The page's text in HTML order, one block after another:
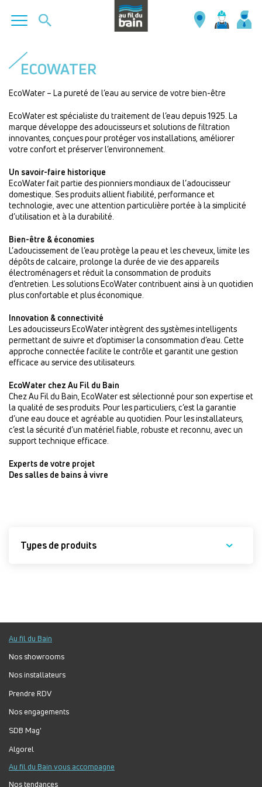
contenu
principal
ECOWATER
EcoWater – La pureté de l’eau au service de votre bien-être
EcoWater est spécialiste du traitement de l’eau depuis 1925. La
marque développe des adoucisseurs et solutions de filtration
innovantes, conçues pour protéger vos installations, améliorer
votre confort et préserver l’environnement.
Un savoir-faire historique
EcoWater fait partie des pionniers mondiaux de l’adoucisseur
domestique. Ses produits allient fiabilité, performance et
technologie, avec une attention particulière portée à la simplicité
d’utilisation et à la durabilité.
Bien-être & économies
L’adoucissement de l’eau protège la peau et les cheveux, limite les
dépôts de calcaire, prolonge la durée de vie des appareils
électroménagers et réduit la consommation de produits
d’entretien. Les solutions EcoWater contribuent ainsi à un quotidien
plus confortable et plus économique.
Innovation & connectivité
Les adoucisseurs EcoWater intègrent des systèmes intelligents
permettant de suivre et d’optimiser la consommation d’eau. Cette
approche connectée facilite le contrôle et garantit une gestion
efficace au service des utilisateurs.
EcoWater chez Au Fil du Bain
Chez Au Fil du Bain, EcoWater est sélectionné pour son expertise et
la qualité de ses produits. Pour les particuliers, c’est la garantie
d’une eau douce et agréable au quotidien. Pour les installateurs,
c’est la sécurité d’un matériel fiable, robuste et reconnu, avec un
support technique efficace.
Experts de votre projet
Des salles de bains à vivre
Types de produits
Au fil du Bain
Nos showrooms
Nos installateurs
Prendre RDV
Nos engagements
SDB Mag'
Algorel
Au fil du Bain vous accompagne
Nos tendances